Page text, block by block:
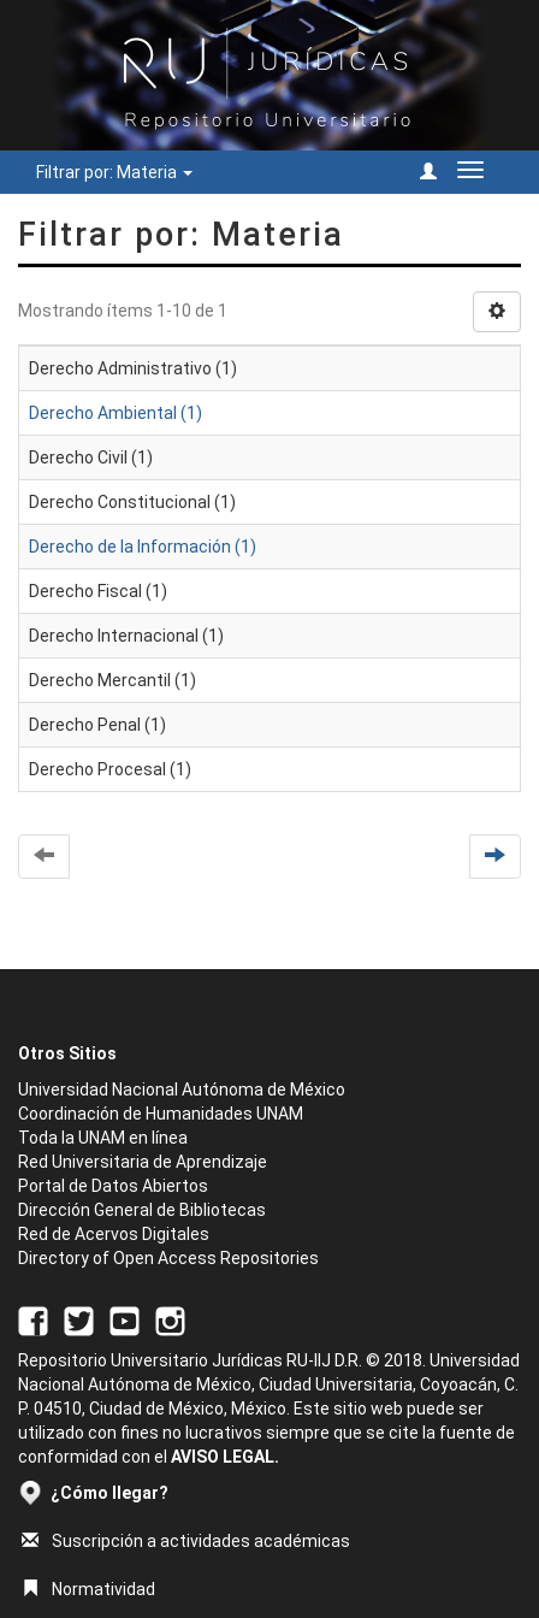
Filtrar por: Materia
Cambiar
Filtrar por: Materia
Mostrando ítems 1-10 de 1
Derecho Administrativo (1)
Derecho Ambiental (1)
Derecho Civil (1)
Derecho Constitucional (1)
Derecho de la Información (1)
Derecho Fiscal (1)
Derecho Internacional (1)
Derecho Mercantil (1)
Derecho Penal (1)
Derecho Procesal (1)
Otros Sitios
Universidad Nacional Autónoma de México
Coordinación de Humanidades UNAM
Toda la UNAM en línea
Red Universitaria de Aprendizaje
Portal de Datos Abiertos
Dirección General de Bibliotecas
Red de Acervos Digitales
Directory of Open Access Repositories
Repositorio Universitario Jurídicas RU-IIJ D.R. © 2018. Universidad
Nacional Autónoma de México, Ciudad Universitaria, Coyoacán, C.
P. 04510, Ciudad de México, México. Este sitio web puede ser
utilizado con fines no lucrativos siempre que se cite la fuente de
conformidad con el AVISO LEGAL.
¿Cómo llegar?
Suscripción a actividades académicas
Normatividad